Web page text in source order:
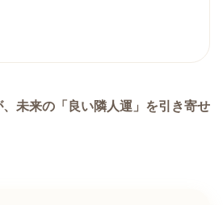
未来の「良い隣人運」を引き寄せ